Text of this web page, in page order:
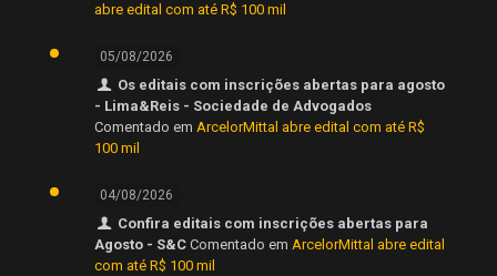
abre edital com até R$ 100 mil
05/08/2026
Os editais com inscrições abertas para agosto
- Lima&Reis - Sociedade de Advogados
Comentado em ArcelorMittal abre edital com até R$
100 mil
04/08/2026
Confira editais com inscrições abertas para
Agosto - S&C Comentado em ArcelorMittal abre edital
com até R$ 100 mil